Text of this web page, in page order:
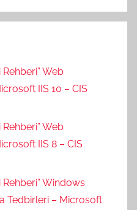
t
a
f
a
Web
IIS 10 – CIS
Web
IIS 8 – CIS
Windows
Tedbirleri – Microsoft